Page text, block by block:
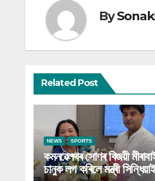
By
Related Post
NEWS SPORTS
কমনৱেলথৰ সোণৰ বিজয়ী
চানুক লগ কৰিলে মন্ত্ৰী